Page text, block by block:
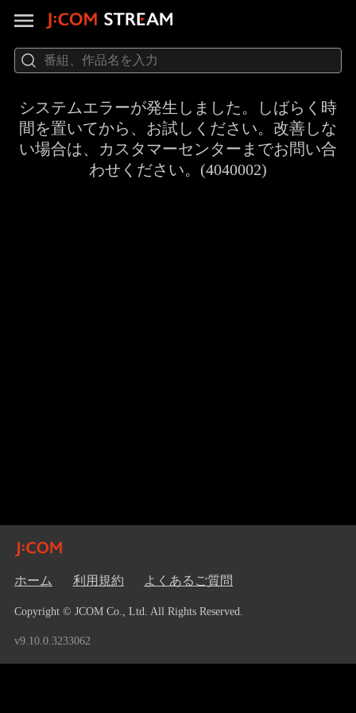
システムエラーが発生しました。しばらく時
間を置いてから、お試しください。改善しな
い場合は、カスタマーセンターまでお問い合
わせください。(4040002)
ホーム 利用規約 よくあるご質問
Copyright © JCOM Co., Ltd. All Rights Reserved.
v9.10.0.3233062